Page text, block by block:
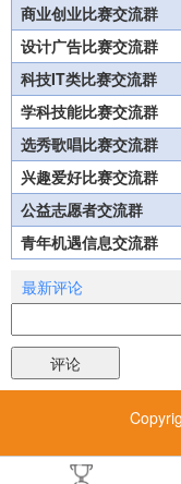
商业创业比赛交流群
设计广告比赛交流群
科技IT类比赛交流群
学科技能比赛交流群
选秀歌唱比赛交流群
兴趣爱好比赛交流群
公益志愿者交流群
青年机遇信息交流群
最新评论